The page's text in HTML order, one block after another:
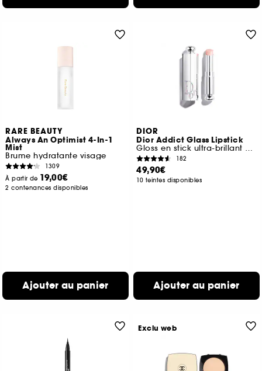
RARE BEAUTY
Always An Optimist 4-In-1
Mist
Brume hydratante visage
1309
À partir de 19,00€
2 contenances disponibles
Ajouter au panier
DIOR
Dior Addict Glass Lipstick
Gloss en stick ultra-brillant hydratant
182
49,90€
10 teintes disponibles
Ajouter au panier
Exclu web